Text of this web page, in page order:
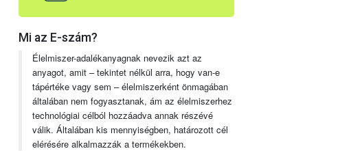
Mi az E-szám?
Élelmiszer-adalékanyagnak nevezik azt az
anyagot, amit – tekintet nélkül arra, hogy van-e
tápértéke vagy sem – élelmiszerként önmagában
általában nem fogyasztanak, ám az élelmiszerhez
technológiai célból hozzáadva annak részévé
válik. Általában kis mennyiségben, határozott cél
elérésére alkalmazzák a termékekben.